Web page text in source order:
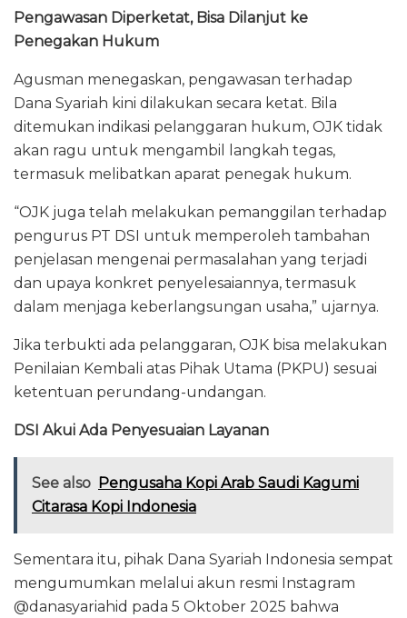
Pengawasan Diperketat, Bisa Dilanjut ke
Penegakan Hukum
Agusman menegaskan, pengawasan terhadap
Dana Syariah kini dilakukan secara ketat. Bila
ditemukan indikasi pelanggaran hukum, OJK tidak
akan ragu untuk mengambil langkah tegas,
termasuk melibatkan aparat penegak hukum.
“OJK juga telah melakukan pemanggilan terhadap
pengurus PT DSI untuk memperoleh tambahan
penjelasan mengenai permasalahan yang terjadi
dan upaya konkret penyelesaiannya, termasuk
dalam menjaga keberlangsungan usaha,” ujarnya.
Jika terbukti ada pelanggaran, OJK bisa melakukan
Penilaian Kembali atas Pihak Utama (PKPU) sesuai
ketentuan perundang-undangan.
DSI Akui Ada Penyesuaian Layanan
See also Pengusaha Kopi Arab Saudi Kagumi
Citarasa Kopi Indonesia
Sementara itu, pihak Dana Syariah Indonesia sempat
mengumumkan melalui akun resmi Instagram
@danasyariahid pada 5 Oktober 2025 bahwa